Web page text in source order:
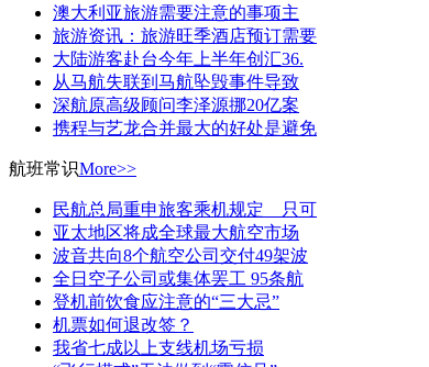
澳大利亚旅游需要注意的事项主
旅游资讯：旅游旺季酒店预订需要
大陆游客赴台今年上半年创汇36.
从马航失联到马航坠毁事件导致
深航原高级顾问李泽源挪20亿案
携程与艺龙合并最大的好处是避免
航班常识More>>
民航总局重申旅客乘机规定 只可
亚太地区将成全球最大航空市场
波音共向8个航空公司交付49架波
全日空子公司或集体罢工 95条航
登机前饮食应注意的“三大忌”
机票如何退改签？
我省七成以上支线机场亏损